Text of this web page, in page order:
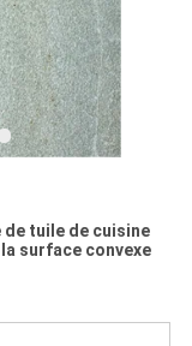
de tuile de cuisine
surface convexe